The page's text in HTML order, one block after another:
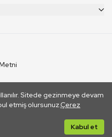
Sitede gezinmeye devam
etmiş olursunuz.Çerez
Kabul et
Bağlantı yoluyla gidilen dış